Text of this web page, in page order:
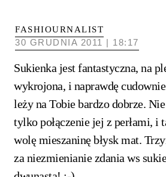
FASHIOURNALIST
30 GRUDNIA 2011 | 18:17
Sukienka jest fantastyczna, na
wykrojona, i naprawdę
leży na Tobie bardzo dobrze.
tylko połączenie jej z perłami, i
wolę mieszaninę błysk mat.
za niezmienianie zdania ws